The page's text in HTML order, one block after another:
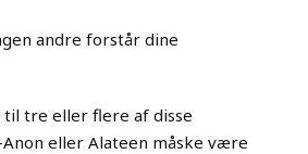
andre forstår dine
til tre eller flere af disse
eller Alateen måske være